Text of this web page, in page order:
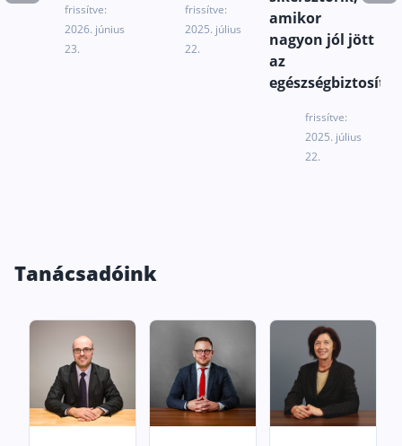
Rólunk
frissítve:
2026. június
23.
frissítve:
2025. július
22.
amikor
nagyon jól jött
az
egészségbiztosítás
frissítve:
2025. július
22.
Tanácsadóink